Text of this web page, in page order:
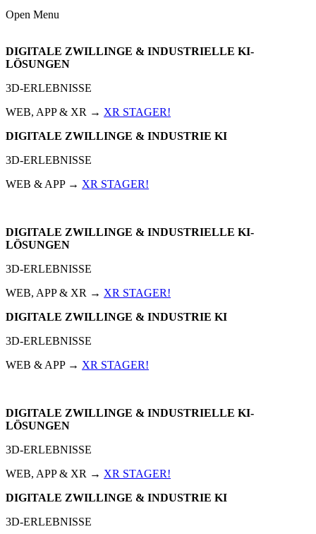
Open Menu
DIGITALE ZWILLINGE & INDUSTRIELLE KI-
LÖSUNGEN
3D-ERLEBNISSE
WEB, APP & XR → XR STAGER!
DIGITALE ZWILLINGE & INDUSTRIE KI
3D-ERLEBNISSE
WEB & APP → XR STAGER!
DIGITALE ZWILLINGE & INDUSTRIELLE KI-
LÖSUNGEN
3D-ERLEBNISSE
WEB, APP & XR → XR STAGER!
DIGITALE ZWILLINGE & INDUSTRIE KI
3D-ERLEBNISSE
WEB & APP → XR STAGER!
DIGITALE ZWILLINGE & INDUSTRIELLE KI-
LÖSUNGEN
3D-ERLEBNISSE
WEB, APP & XR → XR STAGER!
DIGITALE ZWILLINGE & INDUSTRIE KI
3D-ERLEBNISSE